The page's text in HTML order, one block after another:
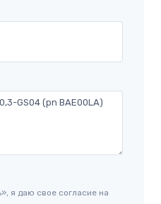
я даю свое согласие на